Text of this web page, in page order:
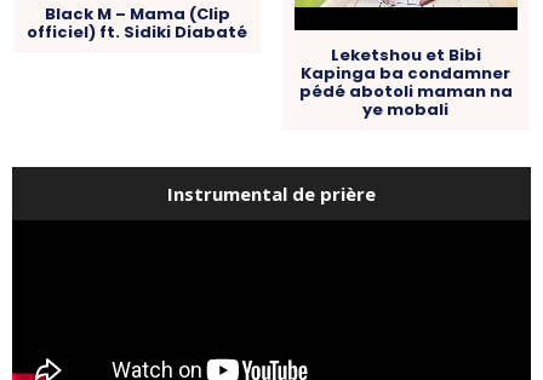
Black M – Mama (Clip
officiel) ft. Sidiki Diabaté
Leketshou et Bibi
Kapinga ba condamner
pédé abotoli maman na
ye mobali
Instrumental de prière